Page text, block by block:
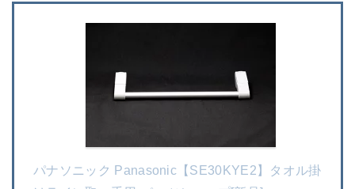
パナソニック Panasonic【SE30KYE2】タオル掛